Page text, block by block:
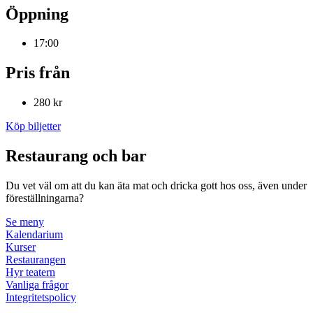
Öppning
17:00
Pris från
280 kr
Köp biljetter
Restaurang och bar
Du vet väl om att du kan äta mat och dricka gott hos oss, även under
föreställningarna?
Se meny
Kalendarium
Kurser
Restaurangen
Hyr teatern
Vanliga frågor
Integritetspolicy